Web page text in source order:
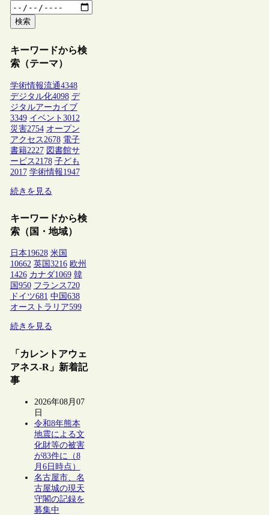
検索
キーワードから検
索（テーマ）
学術情報流通4348
デジタル化4098 デ
ジタルアーカイブ
3349 イベント 3012
災害2754 オープン
アクセス 2678 電子
書籍2227 図書館サ
ービス 2178 子ども
2017 学術情報1947
続きを見る
キーワードから検
索（国・地域）
日本19628 米国
10662 英国 3216 欧州
1426 カナダ1069 韓
国 950 フランス 720
ドイツ681 中国 638
オーストラリア599
続きを見る
「カレントアウェ
アネス-R」新着記
事
2026年08月07
日
令和8年熊本
地震による文
化財等の被害
が83件に（8
月6日時点）
名古屋市、名
古屋城の現天
守閣の記録を
募集中